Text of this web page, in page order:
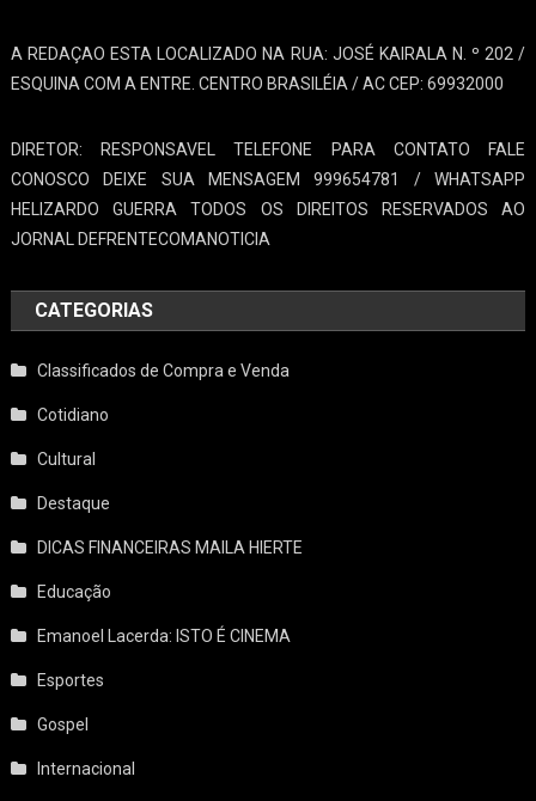
A REDAÇAO ESTA LOCALIZADO NA RUA: JOSÉ KAIRALA N. º 202 /
ESQUINA COM A ENTRE. CENTRO BRASILÉIA / AC CEP: 69932000
DIRETOR: RESPONSAVEL TELEFONE PARA CONTATO FALE
CONOSCO DEIXE SUA MENSAGEM 999654781 / WHATSAPP
HELIZARDO GUERRA TODOS OS DIREITOS RESERVADOS AO
JORNAL DEFRENTECOMANOTICIA
CATEGORIAS
Classificados de Compra e Venda
Cotidiano
Cultural
Destaque
DICAS FINANCEIRAS MAILA HIERTE
Educação
Emanoel Lacerda: ISTO É CINEMA
Esportes
Gospel
Internacional